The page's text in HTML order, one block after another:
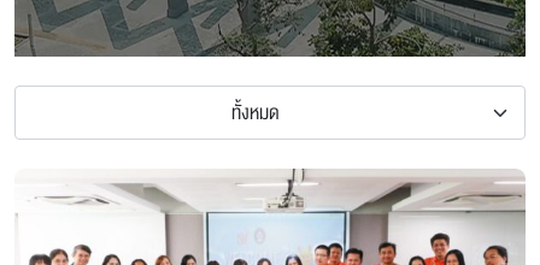
ทั้งหมด